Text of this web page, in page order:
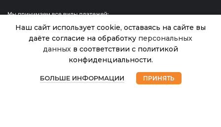
Интернет магазин Успех. ИП Хрипунов Сергей
Александрович
ИНН 420800180243 / ОГРНИП 304420530300327
Наш сайт использует cookie, оставаясь на сайте вы
даёте согласие на обработку персональных
данных в соответствии с политикой
конфиденциальности.
БОЛЬШЕ ИНФОРМАЦИИ ПРИНЯТЬ
Капуста
Пекинская
пеленок 40.00₽
наличии
Магазин Избранное Корзина Мой аккаунт